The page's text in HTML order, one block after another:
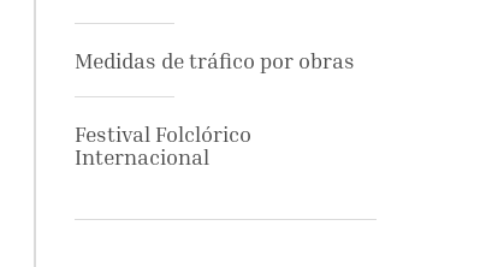
Medidas de tráfico por obras
Festival Folclórico
Internacional